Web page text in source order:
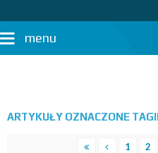
menu
ARTYKUŁY OZNACZONE
1 2